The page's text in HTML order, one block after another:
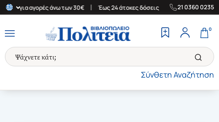
για αγορές άνω των 30€ Έως 24 άτοκες δόσεις | Δωρεάν
21 0360 0235
Σύνθετη Αναζήτηση
0